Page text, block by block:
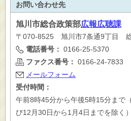
お問い合わせ先
旭川市総合政策部広報広聴課
〒070-8525 旭川市7条通9丁目
電話番号： 0166-25-5370
ファクス番号： 0166-24-7833
メールフォーム
受付時間：
午前8時45分から午後5時15分まで
び12月30日から1月4日までを除く）